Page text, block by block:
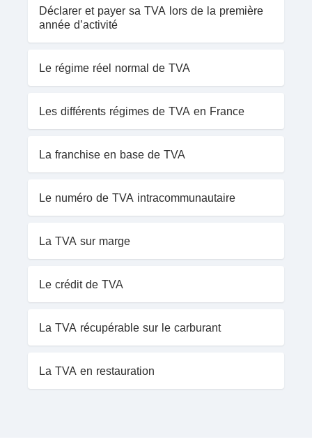
Déclarer et payer sa TVA lors de la première
année d’activité
Le régime réel normal de TVA
Les différents régimes de TVA en France
La franchise en base de TVA
Le numéro de TVA intracommunautaire
La TVA sur marge
Le crédit de TVA
La TVA récupérable sur le carburant
La TVA en restauration